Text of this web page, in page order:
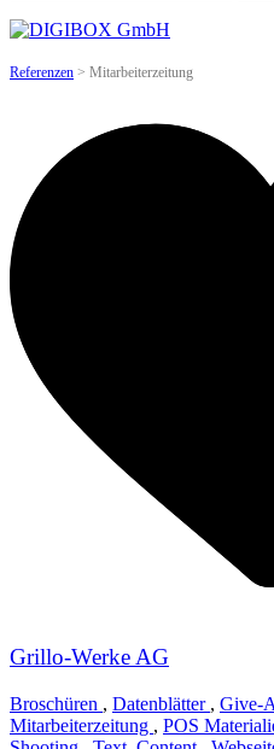
Referenzen > Mitarbeiterzeitung
Grillo-Werke AG
Broschüren , Datenblätter , Give-
Mitarbeiterzeitung , POS